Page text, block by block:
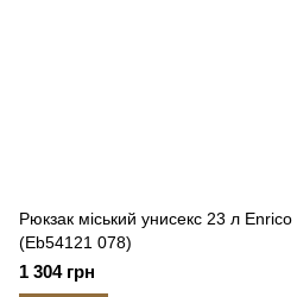
Рюкзак міський унисекс 23 л
(Eb54121 078)
1 304 грн